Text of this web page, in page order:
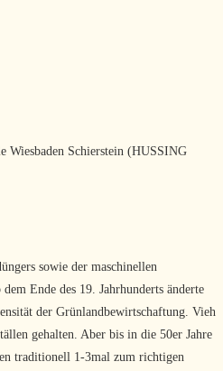
Wiesbaden Schierstein (HUSSING
sowie der maschinellen
Ende des 19. Jahrhunderts änderte
der Grünlandbewirtschaftung. Vieh
gehalten. Aber bis in die 50er Jahre
traditionell 1-3mal zum richtigen